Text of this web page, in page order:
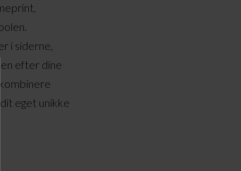
i siderne,
efter dine
eget unikke